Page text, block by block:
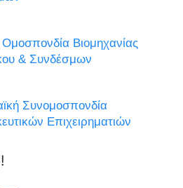
Ομοσπονδία Βιομηχανίας
& Συνδέσμων
Συνομοσπονδία
Επιχειρηματιών